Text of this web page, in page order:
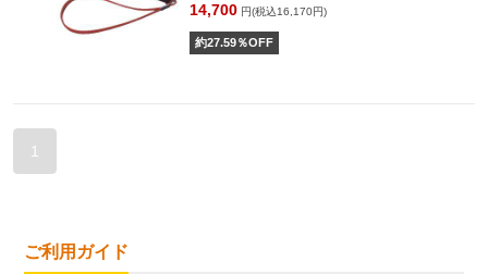
14,700 円(税込16,170円)
約27.59％OFF
1
ご利用ガイド